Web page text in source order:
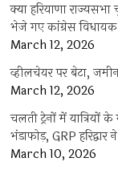
क्या हरियाणा
भेजे गए कांग्रेस विधायक
March 12, 2026
व्हीलचेयर पर बेटा,
March 12, 2026
चलती ट्रेनों में
भंडाफोड़, GRP
March 10, 2026